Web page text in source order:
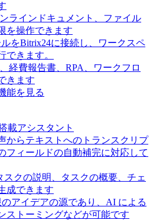
ラインドキュメント、ファイル
を操作できます
をBitrix24に接続し、ワークスペ
できます。
経費報告書、RPA、ワークフロ
きます
能を見る
載アシスタント
からテキストへのトランスクリプ
フィールドの自動補完に対応して
スクの説明、タスクの概要、チェ
成できます
アイデアの源であり、AI による
ストーミングなどが可能です